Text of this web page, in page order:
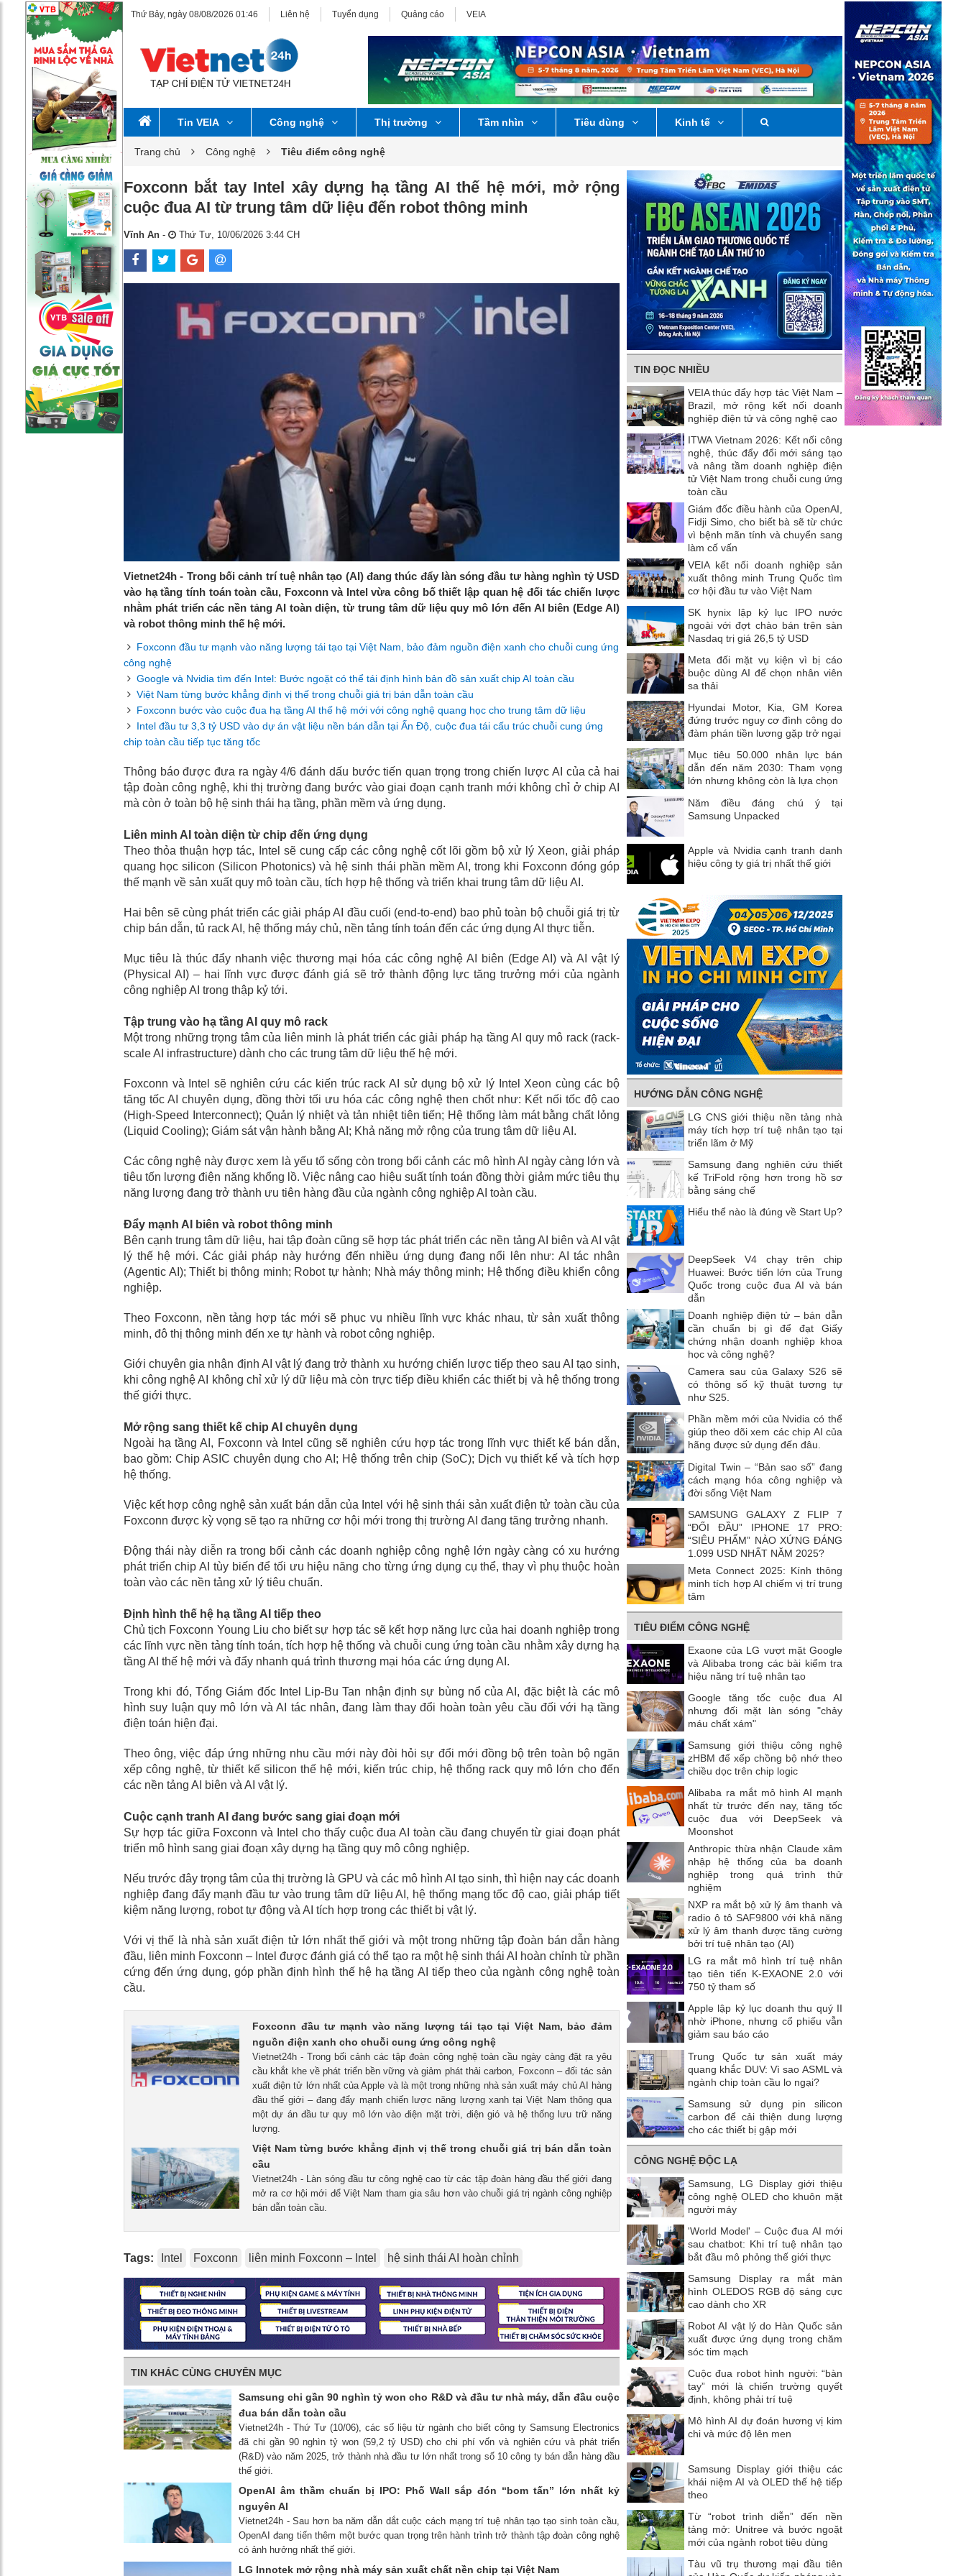
Thứ Bảy, ngày 08/08/2026 01:46 Liên hệ Tuyển dụng Quảng cáo VEIA
Tin VEIA Công nghệ Thị trường Tầm nhìn Tiêu dùng Kinh tế
Trang chủ Công nghệ Tiêu điểm công nghệ
Foxconn bắt tay Intel xây dựng hạ tầng AI thế hệ mới, mở rộng
cuộc đua AI từ trung tâm dữ liệu đến robot thông minh
Vĩnh An - Thứ Tư, 10/06/2026 3:44 CH
Vietnet24h - Trong bối cảnh trí tuệ nhân tạo (AI) đang thúc đẩy làn sóng đầu tư hàng nghìn tỷ USD
vào hạ tầng tính toán toàn cầu, Foxconn và Intel vừa công bố thiết lập quan hệ đối tác chiến lược
nhằm phát triển các nền tảng AI toàn diện, từ trung tâm dữ liệu quy mô lớn đến AI biên (Edge AI)
và robot thông minh thế hệ mới.
Foxconn đầu tư mạnh vào năng lượng tái tạo tại Việt Nam, bảo đảm nguồn điện xanh cho chuỗi cung ứng
công nghệ
Google và Nvidia tìm đến Intel: Bước ngoặt có thể tái định hình bản đồ sản xuất chip AI toàn cầu
Việt Nam từng bước khẳng định vị thế trong chuỗi giá trị bán dẫn toàn cầu
Foxconn bước vào cuộc đua hạ tầng AI thế hệ mới với công nghệ quang học cho trung tâm dữ liệu
Intel đầu tư 3,3 tỷ USD vào dự án vật liệu nền bán dẫn tại Ấn Độ, cuộc đua tái cấu trúc chuỗi cung ứng
chip toàn cầu tiếp tục tăng tốc
Thông báo được đưa ra ngày 4/6 đánh dấu bước tiến quan trọng trong chiến lược AI của cả hai
tập đoàn công nghệ, khi thị trường đang bước vào giai đoạn cạnh tranh mới không chỉ ở chip AI
mà còn ở toàn bộ hệ sinh thái hạ tầng, phần mềm và ứng dụng.
Liên minh AI toàn diện từ chip đến ứng dụng
Theo thỏa thuận hợp tác, Intel sẽ cung cấp các công nghệ cốt lõi gồm bộ xử lý Xeon, giải pháp
quang học silicon (Silicon Photonics) và hệ sinh thái phần mềm AI, trong khi Foxconn đóng góp
thế mạnh về sản xuất quy mô toàn cầu, tích hợp hệ thống và triển khai trung tâm dữ liệu AI.
Hai bên sẽ cùng phát triển các giải pháp AI đầu cuối (end-to-end) bao phủ toàn bộ chuỗi giá trị từ
chip bán dẫn, tủ rack AI, hệ thống máy chủ, nền tảng tính toán đến các ứng dụng AI thực tiễn.
Mục tiêu là thúc đẩy nhanh việc thương mại hóa các công nghệ AI biên (Edge AI) và AI vật lý
(Physical AI) – hai lĩnh vực được đánh giá sẽ trở thành động lực tăng trưởng mới của ngành
công nghiệp AI trong thập kỷ tới.
Tập trung vào hạ tầng AI quy mô rack
Một trong những trọng tâm của liên minh là phát triển các giải pháp hạ tầng AI quy mô rack (rack-
scale AI infrastructure) dành cho các trung tâm dữ liệu thế hệ mới.
Foxconn và Intel sẽ nghiên cứu các kiến trúc rack AI sử dụng bộ xử lý Intel Xeon cùng các bộ
tăng tốc AI chuyên dụng, đồng thời tối ưu hóa các công nghệ then chốt như: Kết nối tốc độ cao
(High-Speed Interconnect); Quản lý nhiệt và tản nhiệt tiên tiến; Hệ thống làm mát bằng chất lỏng
(Liquid Cooling); Giám sát vận hành bằng AI; Khả năng mở rộng của trung tâm dữ liệu AI.
Các công nghệ này được xem là yếu tố sống còn trong bối cảnh các mô hình AI ngày càng lớn và
tiêu tốn lượng điện năng khổng lồ. Việc nâng cao hiệu suất tính toán đồng thời giảm mức tiêu thụ
năng lượng đang trở thành ưu tiên hàng đầu của ngành công nghiệp AI toàn cầu.
Đẩy mạnh AI biên và robot thông minh
Bên cạnh trung tâm dữ liệu, hai tập đoàn cũng sẽ hợp tác phát triển các nền tảng AI biên và AI vật
lý thế hệ mới. Các giải pháp này hướng đến nhiều ứng dụng đang nổi lên như: AI tác nhân
(Agentic AI); Thiết bị thông minh; Robot tự hành; Nhà máy thông minh; Hệ thống điều khiển công
nghiệp.
Theo Foxconn, nền tảng hợp tác mới sẽ phục vụ nhiều lĩnh vực khác nhau, từ sản xuất thông
minh, đô thị thông minh đến xe tự hành và robot công nghiệp.
Giới chuyên gia nhận định AI vật lý đang trở thành xu hướng chiến lược tiếp theo sau AI tạo sinh,
khi công nghệ AI không chỉ xử lý dữ liệu mà còn trực tiếp điều khiển các thiết bị và hệ thống trong
thế giới thực.
Mở rộng sang thiết kế chip AI chuyên dụng
Ngoài hạ tầng AI, Foxconn và Intel cũng sẽ nghiên cứu hợp tác trong lĩnh vực thiết kế bán dẫn,
bao gồm: Chip ASIC chuyên dụng cho AI; Hệ thống trên chip (SoC); Dịch vụ thiết kế và tích hợp
hệ thống.
Việc kết hợp công nghệ sản xuất bán dẫn của Intel với hệ sinh thái sản xuất điện tử toàn cầu của
Foxconn được kỳ vọng sẽ tạo ra những cơ hội mới trong thị trường AI đang tăng trưởng nhanh.
Động thái này diễn ra trong bối cảnh các doanh nghiệp công nghệ lớn ngày càng có xu hướng
phát triển chip AI tùy biến để tối ưu hiệu năng cho từng ứng dụng cụ thể, thay vì phụ thuộc hoàn
toàn vào các nền tảng xử lý tiêu chuẩn.
Định hình thế hệ hạ tầng AI tiếp theo
Chủ tịch Foxconn Young Liu cho biết sự hợp tác sẽ kết hợp năng lực của hai doanh nghiệp trong
các lĩnh vực nền tảng tính toán, tích hợp hệ thống và chuỗi cung ứng toàn cầu nhằm xây dựng hạ
tầng AI thế hệ mới và đẩy nhanh quá trình thương mại hóa các ứng dụng AI.
Trong khi đó, Tổng Giám đốc Intel Lip-Bu Tan nhận định sự bùng nổ của AI, đặc biệt là các mô
hình suy luận quy mô lớn và AI tác nhân, đang làm thay đổi hoàn toàn yêu cầu đối với hạ tầng
điện toán hiện đại.
Theo ông, việc đáp ứng những nhu cầu mới này đòi hỏi sự đổi mới đồng bộ trên toàn bộ ngăn
xếp công nghệ, từ thiết kế silicon thế hệ mới, kiến trúc chip, hệ thống rack quy mô lớn cho đến
các nền tảng AI biên và AI vật lý.
Cuộc cạnh tranh AI đang bước sang giai đoạn mới
Sự hợp tác giữa Foxconn và Intel cho thấy cuộc đua AI toàn cầu đang chuyển từ giai đoạn phát
triển mô hình sang giai đoạn xây dựng hạ tầng quy mô công nghiệp.
Nếu trước đây trọng tâm của thị trường là GPU và các mô hình AI tạo sinh, thì hiện nay các doanh
nghiệp đang đẩy mạnh đầu tư vào trung tâm dữ liệu AI, hệ thống mạng tốc độ cao, giải pháp tiết
kiệm năng lượng, robot tự động và AI tích hợp trong các thiết bị vật lý.
Với vị thế là nhà sản xuất điện tử lớn nhất thế giới và một trong những tập đoàn bán dẫn hàng
đầu, liên minh Foxconn – Intel được đánh giá có thể tạo ra một hệ sinh thái AI hoàn chỉnh từ phần
cứng đến ứng dụng, góp phần định hình thế hệ hạ tầng AI tiếp theo của ngành công nghệ toàn
cầu.
Foxconn đầu tư mạnh vào năng lượng tái tạo tại Việt Nam, bảo đảm
nguồn điện xanh cho chuỗi cung ứng công nghệ
Vietnet24h - Trong bối cảnh các tập đoàn công nghệ toàn cầu ngày càng đặt ra yêu
cầu khắt khe về phát triển bền vững và giảm phát thải carbon, Foxconn – đối tác sản
xuất điện tử lớn nhất của Apple và là một trong những nhà sản xuất máy chủ AI hàng
đầu thế giới – đang đẩy mạnh chiến lược năng lượng xanh tại Việt Nam thông qua
một dự án đầu tư quy mô lớn vào điện mặt trời, điện gió và hệ thống lưu trữ năng
lượng.
Việt Nam từng bước khẳng định vị thế trong chuỗi giá trị bán dẫn toàn
cầu
Vietnet24h - Làn sóng đầu tư công nghệ cao từ các tập đoàn hàng đầu thế giới đang
mở ra cơ hội mới để Việt Nam tham gia sâu hơn vào chuỗi giá trị ngành công nghiệp
bán dẫn toàn cầu.
Tags: Intel Foxconn liên minh Foxconn – Intel hệ sinh thái AI hoàn chỉnh
TIN KHÁC CÙNG CHUYÊN MỤC
Samsung chi gần 90 nghìn tỷ won cho R&D và đầu tư nhà máy, dẫn đầu cuộc
đua bán dẫn toàn cầu
Vietnet24h - Thứ Tư (10/06), các số liệu từ ngành cho biết công ty Samsung Electronics
đã chi gần 90 nghìn tỷ won (59,2 tỷ USD) cho chi phí vốn và nghiên cứu và phát triển
(R&D) vào năm 2025, trở thành nhà đầu tư lớn nhất trong số 10 công ty bán dẫn hàng đầu
thế giới.
OpenAI âm thầm chuẩn bị IPO: Phố Wall sắp đón “bom tấn” lớn nhất kỷ
nguyên AI
Vietnet24h - Sau hơn ba năm dẫn dắt cuộc cách mạng trí tuệ nhân tạo tạo sinh toàn cầu,
OpenAI đang tiến thêm một bước quan trọng trên hành trình trở thành tập đoàn công nghệ
có ảnh hưởng nhất thế giới.
LG Innotek mở rộng nhà máy sản xuất chất nền chip tại Việt Nam
TIN ĐỌC NHIỀU
VEIA thúc đẩy hợp tác Việt Nam –
Brazil, mở rộng kết nối doanh
nghiệp điện tử và công nghệ cao
ITWA Vietnam 2026: Kết nối công
nghệ, thúc đẩy đổi mới sáng tạo
và nâng tầm doanh nghiệp điện
tử Việt Nam trong chuỗi cung ứng
toàn cầu
Giám đốc điều hành của OpenAI,
Fidji Simo, cho biết bà sẽ từ chức
vì bệnh mãn tính và chuyển sang
làm cố vấn
VEIA kết nối doanh nghiệp sản
xuất thông minh Trung Quốc tìm
cơ hội đầu tư vào Việt Nam
SK hynix lập kỷ lục IPO nước
ngoài với đợt chào bán trên sàn
Nasdaq trị giá 26,5 tỷ USD
Meta đối mặt vụ kiện vì bị cáo
buộc dùng AI để chọn nhân viên
sa thải
Hyundai Motor, Kia, GM Korea
đứng trước nguy cơ đình công do
đàm phán tiền lương gặp trở ngại
Mục tiêu 50.000 nhân lực bán
dẫn đến năm 2030: Tham vọng
lớn nhưng không còn là lựa chọn
Năm điều đáng chú ý tại
Samsung Unpacked
Apple và Nvidia cạnh tranh danh
hiệu công ty giá trị nhất thế giới
HƯỚNG DẪN CÔNG NGHỆ
LG CNS giới thiệu nền tảng nhà
máy tích hợp trí tuệ nhân tạo tại
triển lãm ở Mỹ
Samsung đang nghiên cứu thiết
kế TriFold rộng hơn trong hồ sơ
bằng sáng chế
Hiểu thể nào là đúng về Start Up?
DeepSeek V4 chạy trên chip
Huawei: Bước tiến lớn của Trung
Quốc trong cuộc đua AI và bán
dẫn
Doanh nghiệp điện tử – bán dẫn
cần chuẩn bị gì để đạt Giấy
chứng nhận doanh nghiệp khoa
học và công nghệ?
Camera sau của Galaxy S26 sẽ
có thông số kỹ thuật tương tự
như S25.
Phần mềm mới của Nvidia có thể
giúp theo dõi xem các chip AI của
hãng được sử dụng đến đâu.
Digital Twin – “Bản sao số” đang
cách mạng hóa công nghiệp và
đời sống Việt Nam
SAMSUNG GALAXY Z FLIP 7
“ĐỐI ĐẦU” IPHONE 17 PRO:
“SIÊU PHẨM” NÀO XỨNG ĐÁNG
1.099 USD NHẤT NĂM 2025?
Meta Connect 2025: Kính thông
minh tích hợp AI chiếm vị trí trung
tâm
TIÊU ĐIỂM CÔNG NGHỆ
Exaone của LG vượt mặt Google
và Alibaba trong các bài kiểm tra
hiệu năng trí tuệ nhân tạo
Google tăng tốc cuộc đua AI
nhưng đối mặt làn sóng "chảy
máu chất xám"
Samsung giới thiệu công nghệ
zHBM để xếp chồng bộ nhớ theo
chiều dọc trên chip logic
Alibaba ra mắt mô hình AI mạnh
nhất từ trước đến nay, tăng tốc
cuộc đua với DeepSeek và
Moonshot
Anthropic thừa nhận Claude xâm
nhập hệ thống của ba doanh
nghiệp trong quá trình thử
nghiệm
NXP ra mắt bộ xử lý âm thanh và
radio ô tô SAF9800 với khả năng
xử lý âm thanh được tăng cường
bởi trí tuệ nhân tạo (AI)
LG ra mắt mô hình trí tuệ nhân
tạo tiên tiến K-EXAONE 2.0 với
750 tỷ tham số
Apple lập kỷ lục doanh thu quý II
nhờ iPhone, nhưng cổ phiếu vẫn
giảm sau báo cáo
Trung Quốc tự sản xuất máy
quang khắc DUV: Vì sao ASML và
ngành chip toàn cầu lo ngại?
Samsung sử dụng pin silicon
carbon để cải thiện dung lượng
cho các thiết bị gập mới
CÔNG NGHỆ ĐỘC LẠ
Samsung, LG Display giới thiệu
công nghệ OLED cho khuôn mặt
người máy
'World Model' – Cuộc đua AI mới
sau chatbot: Khi trí tuệ nhân tạo
bắt đầu mô phỏng thế giới thực
Samsung Display ra mắt màn
hình OLEDOS RGB độ sáng cực
cao dành cho XR
Robot AI vật lý do Hàn Quốc sản
xuất được ứng dụng trong chăm
sóc tim mạch
Cuộc đua robot hình người: “bàn
tay” mới là chiến trường quyết
định, không phải trí tuệ
Mô hình AI dự đoán hương vị kim
chi và mức độ lên men
Samsung Display giới thiệu các
khái niệm AI và OLED thế hệ tiếp
theo
Từ “robot trình diễn” đến nền
tảng mở: Unitree và bước ngoặt
mới của ngành robot tiêu dùng
Tàu vũ trụ thương mại đầu tiên